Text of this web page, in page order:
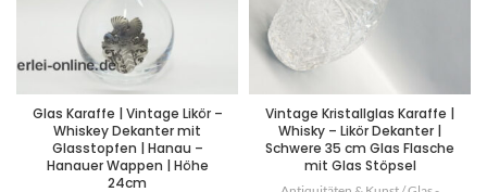
Glas Karaffe | Vintage Likör –
Whiskey Dekanter mit
Glasstopfen | Hanau –
Hanauer Wappen | Höhe
24cm
Vintage Kristallglas Karaffe |
Whisky – Likör Dekanter |
Schwere 35 cm Glas Flasche
mit Glas Stöpsel